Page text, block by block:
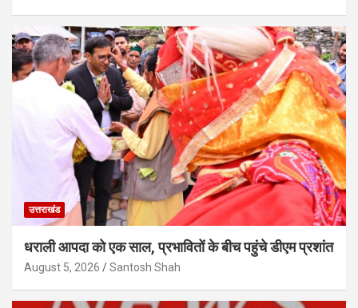
उत्तराखंड
धराली आपदा को एक साल, प्रभावितों के बीच पहुंचे डीएम प्रशांत
August 5, 2026 Santosh Shah